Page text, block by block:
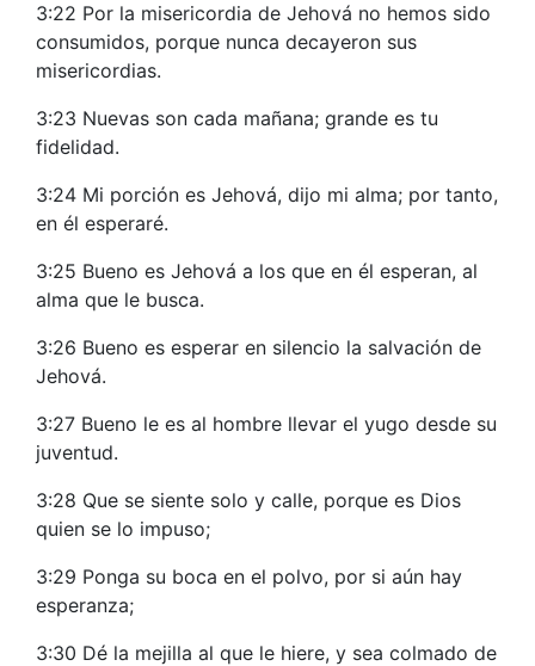
3:22 Por la misericordia de Jehová no hemos sido
consumidos, porque nunca decayeron sus
misericordias.
3:23 Nuevas son cada mañana; grande es tu
fidelidad.
3:24 Mi porción es Jehová, dijo mi alma; por tanto,
en él esperaré.
3:25 Bueno es Jehová a los que en él esperan, al
alma que le busca.
3:26 Bueno es esperar en silencio la salvación de
Jehová.
3:27 Bueno le es al hombre llevar el yugo desde su
juventud.
3:28 Que se siente solo y calle, porque es Dios
quien se lo impuso;
3:29 Ponga su boca en el polvo, por si aún hay
esperanza;
3:30 Dé la mejilla al que le hiere, y sea colmado de